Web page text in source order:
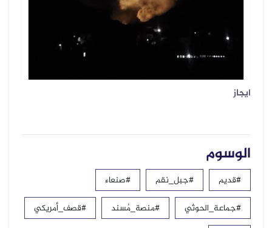
ايجاز
الوسوم
#قديم #جبل_نقم
#صنعاء
#جماعة_الحوثي
#منصة_مُسند
#قصف_أمريكي